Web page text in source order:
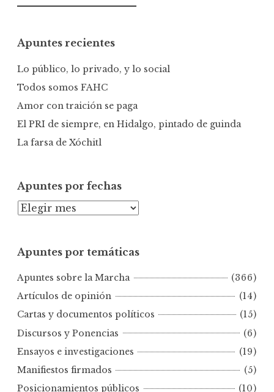
u
r
Apuntes recientes
Lo público, lo privado, y lo social
Todos somos FAHC
Amor con traición se paga
El PRI de siempre, en Hidalgo, pintado de guinda
La farsa de Xóchitl
Apuntes por fechas
A
n
e
s
p
r
f
e
c
Apuntes por temáticas
Apuntes sobre la Marcha
(366)
Artículos de opinión
(14)
Cartas y documentos políticos
(15)
Discursos y Ponencias
(6)
Ensayos e investigaciones
(19)
Manifiestos firmados
(5)
Posicionamientos públicos
(10)